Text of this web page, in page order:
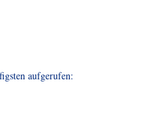
aufgerufen: